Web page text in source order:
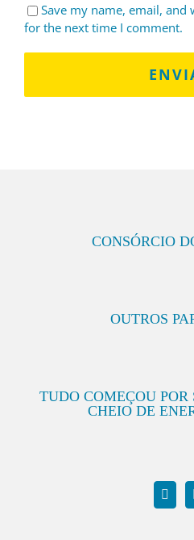
Save my name, email,
for the next time I comment.
CONSÓRCIO
OUTROS
TUDO COMEÇOU POR
CHEIO DE